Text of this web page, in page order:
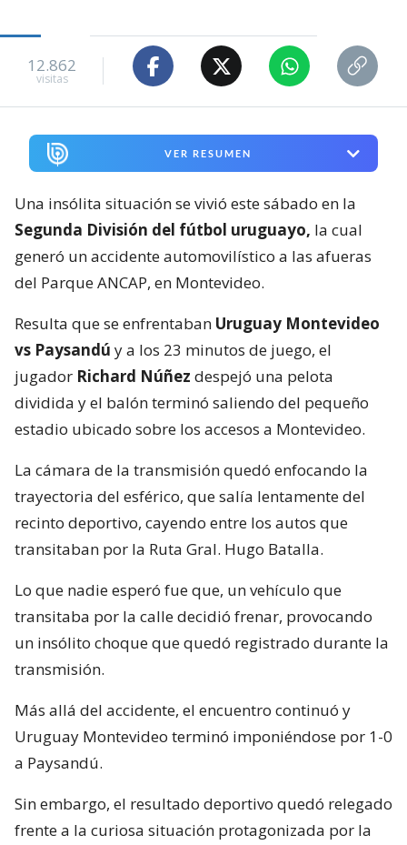
12.862
visitas
VER RESUMEN
Una insólita situación se vivió este sábado en la
Segunda División del fútbol uruguayo, la cual
generó un accidente automovilístico a las afueras
del Parque ANCAP, en Montevideo.
Resulta que se enfrentaban Uruguay Montevideo
vs Paysandú y a los 23 minutos de juego, el
jugador Richard Núñez despejó una pelota
dividida y el balón terminó saliendo del pequeño
estadio ubicado sobre los accesos a Montevideo.
La cámara de la transmisión quedó enfocando la
trayectoria del esférico, que salía lentamente del
recinto deportivo, cayendo entre los autos que
transitaban por la Ruta Gral. Hugo Batalla.
Lo que nadie esperó fue que, un vehículo que
transitaba por la calle decidió frenar, provocando
un insólito choque que quedó registrado durante la
transmisión.
Más allá del accidente, el encuentro continuó y
Uruguay Montevideo terminó imponiéndose por 1-0
a Paysandú.
Sin embargo, el resultado deportivo quedó relegado
frente a la curiosa situación protagonizada por la